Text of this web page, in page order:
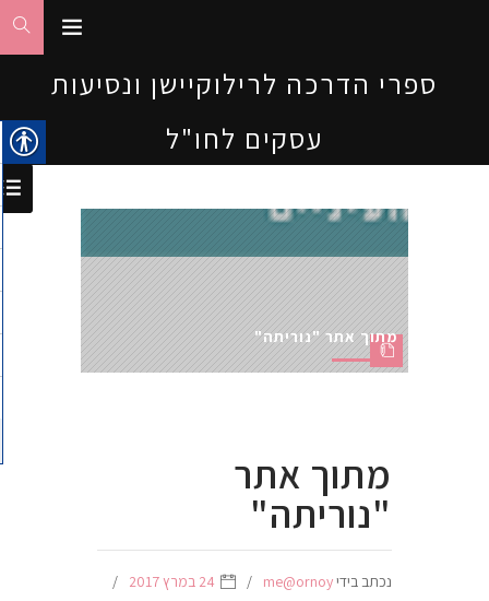
ספרי הדרכה לרילוקיישן ונסיעות
עסקים לחו"ל
מתוך אתר "נוריתה"
מתוך אתר
"נוריתה"
נכתב בידיme@ornoy
24 במרץ 2017